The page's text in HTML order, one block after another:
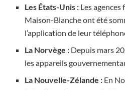
Les États-Unis : Les
Maison-Blanche ont été
l’application de leur
La Norvège : Depuis mars
les appareils
La Nouvelle-Zélande : En